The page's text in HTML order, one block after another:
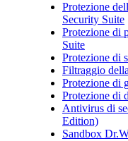
Protezione
Security Suite
Protezione di
Suite
Protezione di
Filtraggio
Protezione di
Protezione di
Antivirus di
Edition)
Sandbox